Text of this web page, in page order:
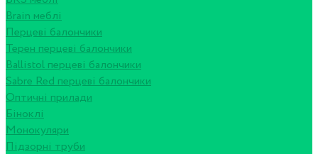
Brain меблі
Перцеві балончики
Терен перцеві балончики
Ballistol перцеві балончики
Sabre Red перцеві балончики
Оптичні прилади
Біноклі
Монокуляри
Підзорні труби